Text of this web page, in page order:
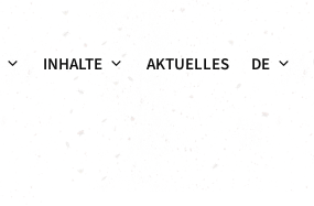
INHALTE AKTUELLES DE